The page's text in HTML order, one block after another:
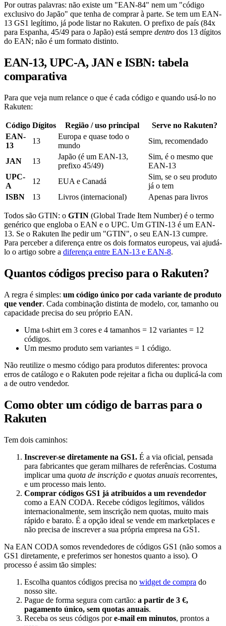
Por outras palavras: não existe um "EAN-84" nem um "código
exclusivo do Japão" que tenha de comprar à parte. Se tem um EAN-
13 GS1 legítimo, já pode listar no Rakuten. O prefixo de país (84x
para Espanha, 45/49 para o Japão) está sempre dentro dos 13 dígitos
do EAN; não é um formato distinto.
EAN-13, UPC-A, JAN e ISBN: tabela
comparativa
Para que veja num relance o que é cada código e quando usá-lo no
Rakuten:
Código Dígitos Região / uso principal
Serve no Rakuten?
EAN-
13
13
Europa e quase todo o
mundo
Sim, recomendado
JAN 13
Japão (é um EAN-13,
prefixo 45/49)
Sim, é o mesmo que
EAN-13
UPC-
A
12 EUA e Canadá
Sim, se o seu produto
já o tem
ISBN
13 Livros (internacional) Apenas para livros
Todos são GTIN: o GTIN (Global Trade Item Number) é o termo
genérico que engloba o EAN e o UPC. Um GTIN-13 é um EAN-
13. Se o Rakuten lhe pedir um "GTIN", o seu EAN-13 cumpre.
Para perceber a diferença entre os dois formatos europeus, vai ajudá-
lo o artigo sobre a diferença entre EAN-13 e EAN-8.
Quantos códigos preciso para o Rakuten?
A regra é simples: um código único por cada variante de produto
que vender. Cada combinação distinta de modelo, cor, tamanho ou
capacidade precisa do seu próprio EAN.
Uma t-shirt em 3 cores e 4 tamanhos = 12 variantes = 12
códigos.
Um mesmo produto sem variantes = 1 código.
Não reutilize o mesmo código para produtos diferentes: provoca
erros de catálogo e o Rakuten pode rejeitar a ficha ou duplicá-la com
a de outro vendedor.
Como obter um código de barras para o
Rakuten
Tem dois caminhos:
Inscrever-se diretamente na GS1. É a via oficial, pensada
para fabricantes que geram milhares de referências. Costuma
implicar uma quota de inscrição e quotas anuais recorrentes,
e um processo mais lento.
Comprar códigos GS1 já atribuídos a um revendedor
como a EAN CODA. Recebe códigos legítimos, válidos
internacionalmente, sem inscrição nem quotas, muito mais
rápido e barato. É a opção ideal se vende em marketplaces e
não precisa de inscrever a sua própria empresa na GS1.
Na EAN CODA somos revendedores de códigos GS1 (não somos a
GS1 diretamente, e preferimos ser honestos quanto a isso). O
processo é assim tão simples:
Escolha quantos códigos precisa no widget de compra do
nosso site.
Pague de forma segura com cartão: a partir de 3 €,
pagamento único, sem quotas anuais.
Receba os seus códigos pore-mail em minutos, prontos a